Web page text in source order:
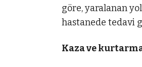
göre, yaralanan
hastanede tedavi
Kaza ve